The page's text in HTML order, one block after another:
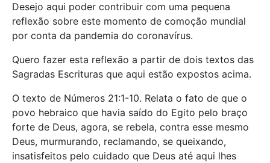
Desejo aqui poder contribuir com uma pequena
reflexão sobre este momento de comoção mundial
por conta da pandemia do coronavírus.
Quero fazer esta reflexão a partir de dois textos das
Sagradas Escrituras que aqui estão expostos acima.
O texto de Números 21:1-10. Relata o fato de que o
povo hebraico que havia saído do Egito pelo braço
forte de Deus, agora, se rebela, contra esse mesmo
Deus, murmurando, reclamando, se queixando,
insatisfeitos pelo cuidado que Deus até aqui lhes